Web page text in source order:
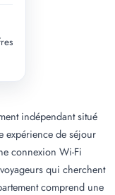
indépendant situé
expérience de séjour
connexion Wi-Fi
qui cherchent
comprend une